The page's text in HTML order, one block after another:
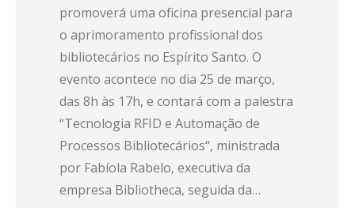
promoverá uma oficina presencial para
o aprimoramento profissional dos
bibliotecários no Espírito Santo. O
evento acontece no dia 25 de março,
das 8h às 17h, e contará com a palestra
“Tecnologia RFID e Automação de
Processos Bibliotecários“, ministrada
por Fabíola Rabelo, executiva da
empresa Bibliotheca, seguida da…